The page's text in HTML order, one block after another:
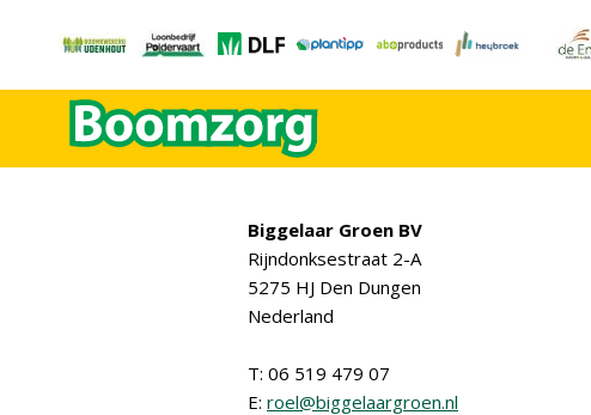
Biggelaar Groen BV
Rijndonksestraat 2-A
5275 HJ Den Dungen
Nederland
T: 06 519 479 07
E: roel@biggelaargroen.nl